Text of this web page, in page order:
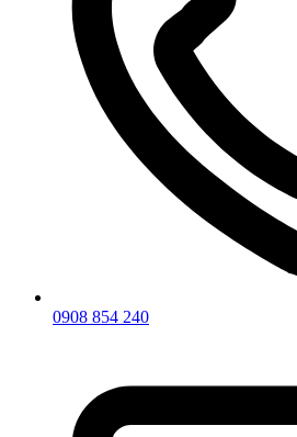
0908 854 240